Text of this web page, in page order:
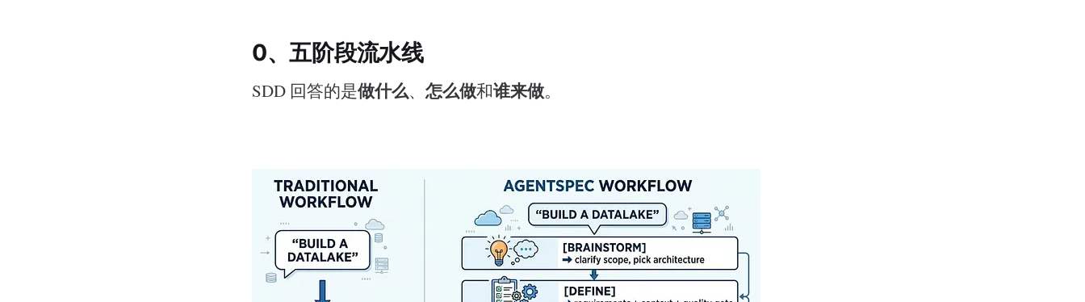
0、五阶段流水线
SDD 回答的是做什么、 怎么做和谁来做。